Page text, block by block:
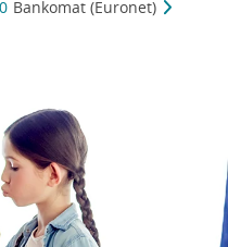
Bankomat (Euronet)